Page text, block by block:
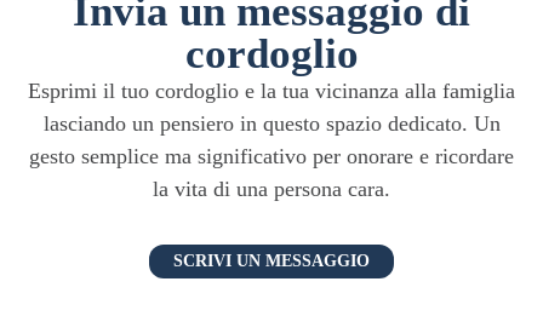
Invia un messaggio di
cordoglio
Esprimi il tuo cordoglio e la tua vicinanza alla famiglia
lasciando un pensiero in questo spazio dedicato. Un
gesto semplice ma significativo per onorare e ricordare
la vita di una persona cara.
SCRIVI UN MESSAGGIO